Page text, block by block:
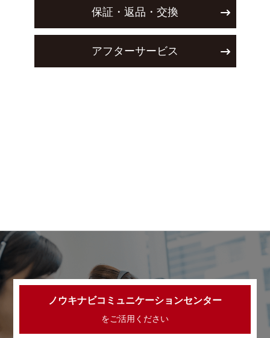
保証・返品・交換
アフターサービス
ノウキナビコミュニケーションセンター
をご活用ください